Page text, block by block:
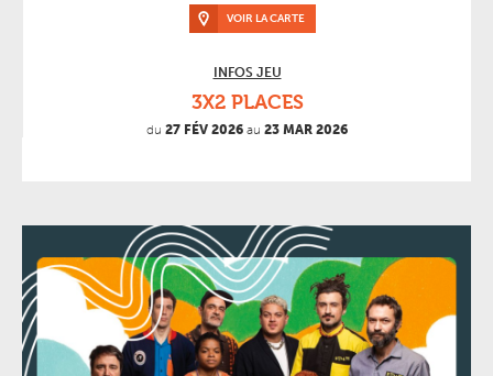
VOIR LA CARTE
INFOS JEU
3X2 PLACES
du 27 FÉV 2026 au 23 MAR 2026